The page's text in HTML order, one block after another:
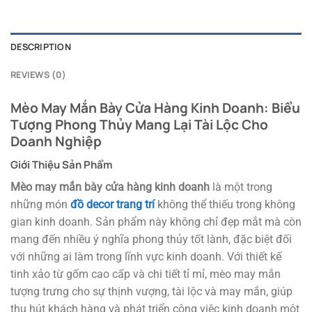
DESCRIPTION
REVIEWS (0)
Mèo May Mắn Bày Cửa Hàng Kinh Doanh: Biểu
Tượng Phong Thủy Mang Lại Tài Lộc Cho
Doanh Nghiệp
Giới Thiệu Sản Phẩm
Mèo may mắn bày cửa hàng kinh doanh là một trong
những món đồ decor trang tríkhông thể thiếu trong không
gian kinh doanh. Sản phẩm này không chỉ đẹp mắt mà còn
mang đến nhiều ý nghĩa phong thủy tốt lành, đặc biệt đối
với những ai làm trong lĩnh vực kinh doanh. Với thiết kế
tinh xảo từ gốm cao cấp và chi tiết tỉ mỉ, mèo may mắn
tượng trưng cho sự thịnh vượng, tài lộc và may mắn, giúp
thu hút khách hàng và phát triển công việc kinh doanh một